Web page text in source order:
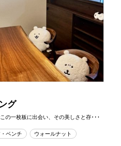
グ
の一枚板に出会い、その美しさと存･･･
ベンチ ウォールナット